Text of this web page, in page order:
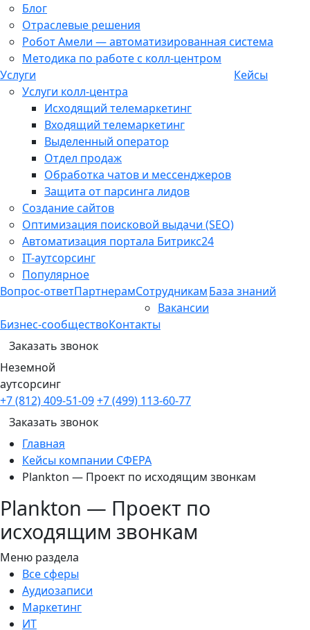
Блог
Отраслевые решения
Робот Амели — автоматизированная система
Методика по работе с колл-центром
Услуги
Услуги колл-центра
Исходящий телемаркетинг
Входящий телемаркетинг
Выделенный оператор
Отдел продаж
Обработка чатов и мессенджеров
Защита от парсинга лидов
Создание сайтов
Оптимизация поисковой выдачи (SEO)
Автоматизация портала Битрикс24
IT-аутсорсинг
Популярное
Кейсы
Вопрос-ответПартнерамСотрудникам
Вакансии
База знаний
Бизнес-сообществоКонтакты
Заказать звонок
Неземной
аутсорсинг
+7 (812) 409-51-09+7 (499) 113-60-77
Заказать звонок
Главная
Кейсы компании СФЕРА
Plankton — Проект по исходящим звонкам
Plankton — Проект по
исходящим звонкам
Меню раздела
Все сферы
Аудиозаписи
Маркетинг
ИТ